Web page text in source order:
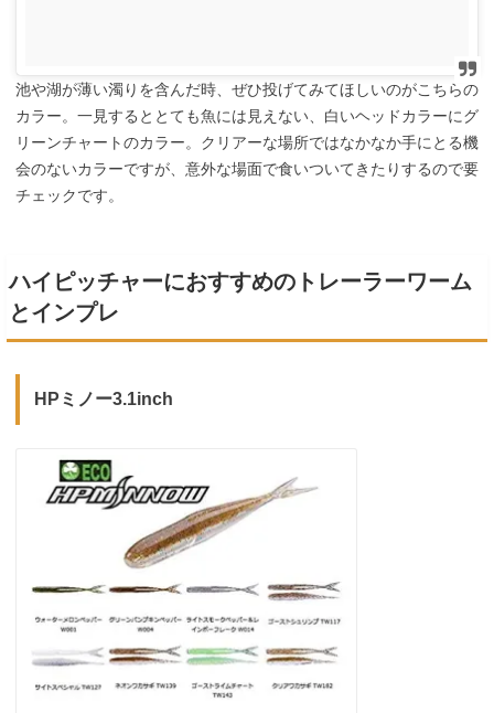
池や湖が薄い濁りを含んだ時、ぜひ投げてみてほしいのがこちらの
カラー。一見するととても魚には見えない、白いヘッドカラーにグ
リーンチャートのカラー。クリアーな場所ではなかなか手にとる機
会のないカラーですが、意外な場面で食いついてきたりするので要
チェックです。
ハイピッチャーにおすすめのトレーラーワーム
とインプレ
HPミノー3.1inch